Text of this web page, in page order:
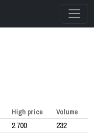
High price Volume
2.700 232